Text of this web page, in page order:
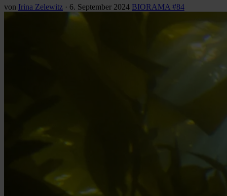
von Irina Zelewitz · 6. September 2024 BIORAMA #84